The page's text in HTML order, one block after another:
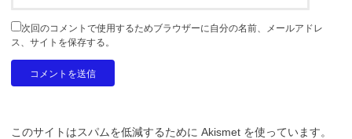
次回のコメントで使用するためブラウザーに自分の名前、メールアドレ
ス、サイトを保存する。
このサイトはスパムを低減するために Akismet を使っています。